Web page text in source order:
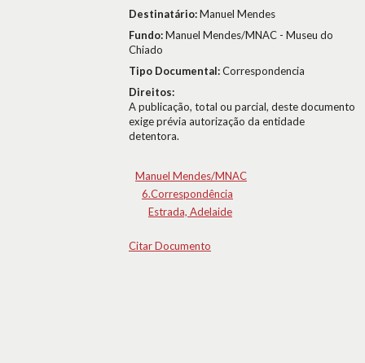
Destinatário:Manuel Mendes
Fundo:Manuel Mendes/MNAC - Museu do
Chiado
Tipo Documental:Correspondencia
Direitos:
A publicação, total ou parcial, deste documento
exige prévia autorização da entidade
detentora.
Manuel Mendes/MNAC
6.Correspondência
Estrada, Adelaide
Citar Documento